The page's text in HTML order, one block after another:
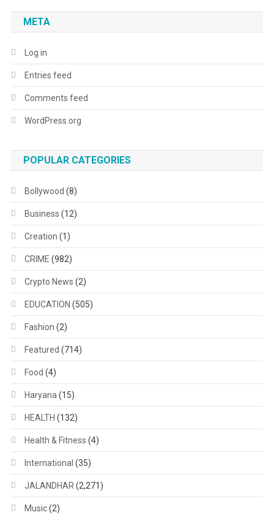
META
Log in
Entries feed
Comments feed
WordPress.org
POPULAR CATEGORIES
Bollywood (8)
Business (12)
Creation (1)
CRIME (982)
Crypto News (2)
EDUCATION (505)
Fashion (2)
Featured (714)
Food (4)
Haryana (15)
HEALTH (132)
Health & Fitness (4)
International (35)
JALANDHAR (2,271)
Music(2)